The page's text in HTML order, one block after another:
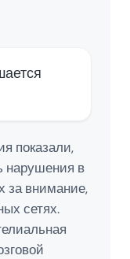
показали,
нарушения в
за внимание,
сетях.